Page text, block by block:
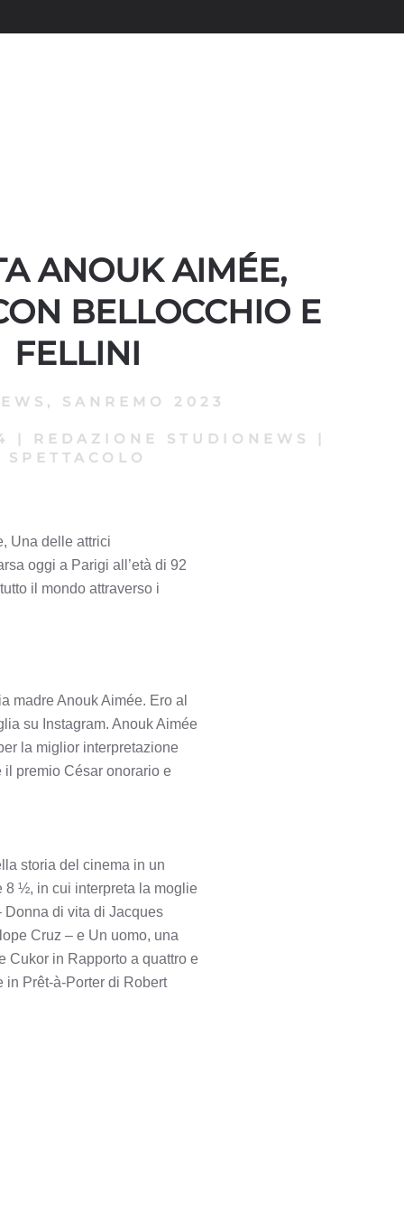
ANOUK AIMÉE,
BELLOCCHIO E
FELLINI
, SANREMO 2023
| REDAZIONE STUDIONEWS
|
SPETTACOLO
Una delle attrici
oggi a Parigi all’età di 92
il mondo attraverso i
madre Anouk Aimée. Ero al
su Instagram. Anouk Aimée
la miglior interpretazione
premio César onorario e
storia del cinema in un
8 ½, in cui interpreta la moglie
Donna di vita di Jacques
Cruz – e Un uomo, una
Cukor in Rapporto a quattro e
in Prêt-à-Porter di Robert